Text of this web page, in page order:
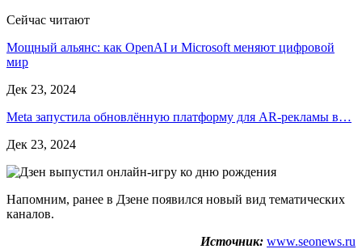
Сейчас читают
Мощный альянс: как OpenAI и Microsoft меняют цифровой
мир
Дек 23, 2024
Meta запустила обновлённую платформу для AR-рекламы в…
Дек 23, 2024
Напомним, ранее в Дзене появился новый вид тематических
каналов.
Источник: www.seonews.ru